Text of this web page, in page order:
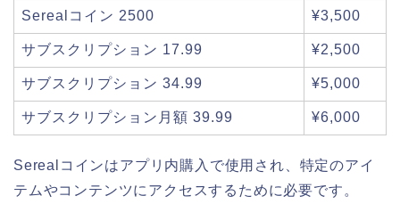
Serealコイン 2500 ¥3,500
サブスクリプション 17.99 ¥2,500
サブスクリプション 34.99 ¥5,000
サブスクリプション月額 39.99 ¥6,000
Serealコインはアプリ内購入で使用され、特定のアイ
テムやコンテンツにアクセスするために必要です。